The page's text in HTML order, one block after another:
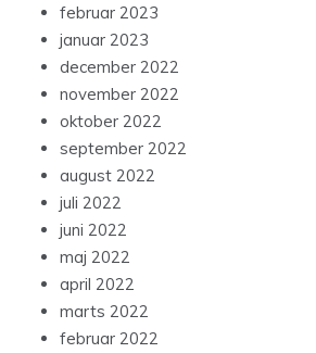
februar 2023
januar 2023
december 2022
november 2022
oktober 2022
september 2022
august 2022
juli 2022
juni 2022
maj 2022
april 2022
marts 2022
februar 2022